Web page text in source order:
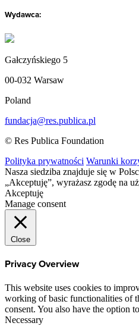
Wydawca:
Gałczyńskiego 5
00-032 Warsaw
Poland
fundacja@res.publica.pl
© Res Publica Foundation
Polityka prywatności Warunki
Nasza siedziba znajduje się w
„Akceptuję”, wyrażasz zgodę na
Akceptuję
Manage consent
Close
Privacy Overview
This website uses cookies to
working of basic functionalities of
consent. You also have the option
Necessary